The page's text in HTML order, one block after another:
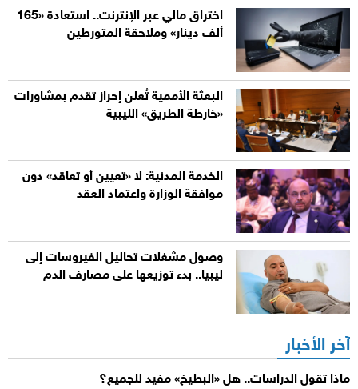
اختراق مالي عبر الإنترنت.. استعادة «165
ألف دينار» وملاحقة المتورطين
البعثة الأممية تُعلن إحراز تقدم بمشاورات
«خارطة الطريق» الليبية
الخدمة المدنية: لا «تعيين أو تعاقد» دون
موافقة الوزارة واعتماد العقد
وصول مشغلات تحاليل الفيروسات إلى
ليبيا.. بدء توزيعها على مصارف الدم
آخر الأخبار
ماذا تقول الدراسات.. هل «البطيخ» مفيد للجميع؟